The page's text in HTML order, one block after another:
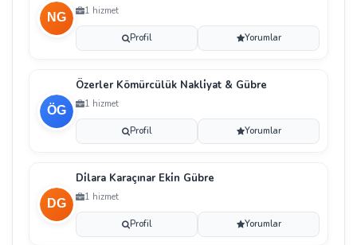
1 hizmet
Profil Yorumlar
Özerler Kömürcülük Nakli̇yat & Gübre
1 hizmet
Profil Yorumlar
Di̇lara Karaçınar Eki̇n Gübre
1 hizmet
Profil Yorumlar